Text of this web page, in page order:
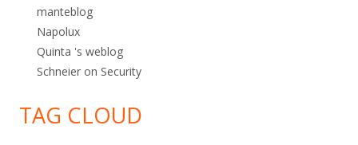
manteblog
Napolux
Quinta 's weblog
Schneier on Security
TAG CLOUD